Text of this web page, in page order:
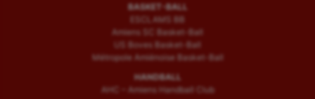
BASKET-BALL
ESCLAMS BB
Amiens SC Basket-Ball
US Boves Basket-Ball
Métropole Amiénoise Basket-Ball
HANDBALL
AHC – Amiens Handball Club